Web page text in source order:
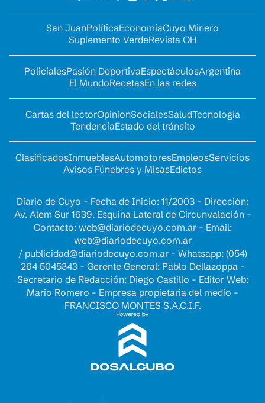
San JuanPolíticaEconomíaCuyo Minero
Suplemento VerdeRevista OH
PolicialesPasión DeportivaEspectáculosArgentina
El MundoRecetasEn las redes
Cartas del lectorOpinionSocialesSaludTecnología
TendenciaEstado del tránsito
ClasificadosInmueblesAutomotoresEmpleosServicios
Avisos Fúnebres y MisasEdictos
Diario de Cuyo - Fecha de Inicio: 11/2003 - Dirección:
Av. Alem Sur 1639. Esquina Lateral de Circunvalación -
Contacto: web@diariodecuyo.com.ar- Email:
web@diariodecuyo.com.ar
/ publicidad@diariodecuyo.com.ar- Whatsapp: (054)
264 5045343 - Gerente General: Pablo Dellazoppa -
Secretario de Redacción: Diego Castillo - Editor Web:
Mario Romero - Empresa propietaria del medio -
FRANCISCO MONTES S.A.C.I.F.